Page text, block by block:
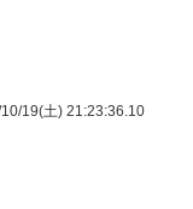
19(土) 21:23:36.10